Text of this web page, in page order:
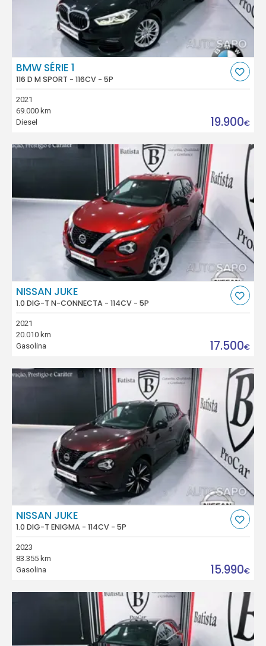
BMW SÉRIE 1
116 D M SPORT - 116CV - 5P
2021
69.000 km
Diesel
19.900€
NISSAN JUKE
1.0 DIG-T N-CONNECTA - 114CV - 5P
2021
20.010 km
Gasolina
17.500€
NISSAN JUKE
1.0 DIG-T ENIGMA - 114CV - 5P
2023
83.355 km
Gasolina
15.990€